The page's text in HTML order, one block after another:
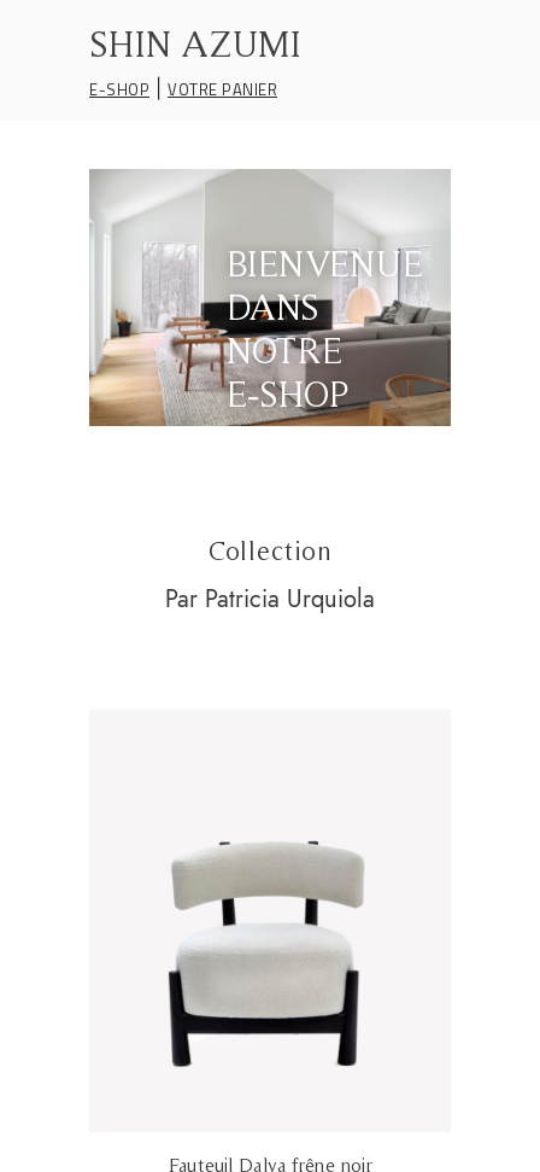
SHIN AZUMI
E-SHOP VOTRE PANIER
BIENVENUE
DANS
NOTRE
E‑SHOP
Collection
Par Patricia Urquiola
Fauteuil Dalya frêne noir